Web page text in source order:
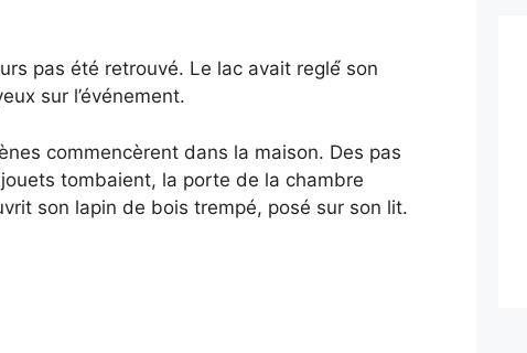
pas été retrouvé. Le lac avait reglé́ son
sur l’événement.
commencèrent dans la maison. Des pas
tombaient, la porte de la chambre
son lapin de bois trempé, posé sur son lit.